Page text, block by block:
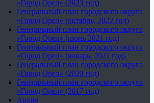
«Город Орел» (2023 год)
Генеральный план городского округа
«Город Орел» (октябрь, 2022 год)
Генеральный план городского округа
«Город Орел» (июнь 2021 год)
Генеральный план городского округа
«Город Орел» (январь, 2021 год)
Генеральный план городского округа
«Город Орел» (2020 год)
Генеральный план городского округа
«Город Орел» (2017 год)
Архив